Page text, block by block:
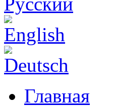
Главная